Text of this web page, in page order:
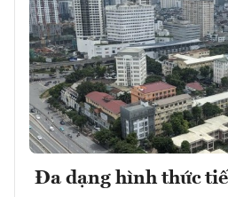
Đa dạng hình thức